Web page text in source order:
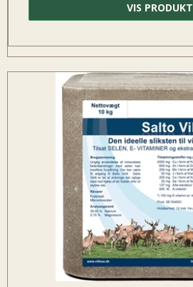
VIS PRODUKT